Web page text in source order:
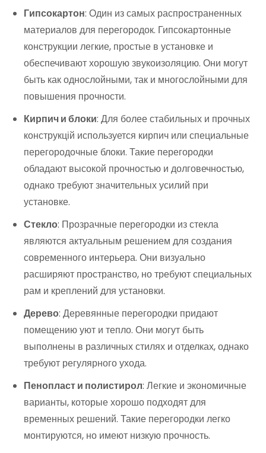
Гипсокартон: Один из самых распространенных
материалов для перегородок. Гипсокартонные
конструкции легкие, простые в установке и
обеспечивают хорошую звукоизоляцию. Они могут
быть как однослойными, так и многослойными для
повышения прочности.
Кирпич и блоки: Для более стабильных и прочных
конструкцій используется кирпич или специальные
перегородочные блоки. Такие перегородки
обладают высокой прочностью и долговечностью,
однако требуют значительных усилий при
установке.
Стекло: Прозрачные перегородки из стекла
являются актуальным решением для создания
современного интерьера. Они визуально
расширяют пространство, но требуют специальных
рам и креплений для установки.
Дерево: Деревянные перегородки придают
помещению уют и тепло. Они могут быть
выполнены в различных стилях и отделках, однако
требуют регулярного ухода.
Пенопласт и полистирол: Легкие и экономичные
варианты, которые хорошо подходят для
временных решений. Такие перегородки легко
монтируются, но имеют низкую прочность.